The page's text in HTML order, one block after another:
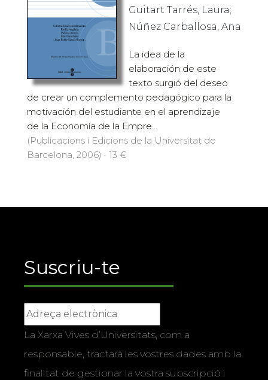
Guitart Tarrés, Laura;
Núñez Carballosa, Ana
La idea de la
elaboración de este
texto surgió del deseo
de crear un complemento pedagógico para la
motivación del estudiante en el aprendizaje
de la Economía de la Empre...
(Publicacions i Edicions de la Universitat de
Barcelona, 2006) · 13 €
Suscriu-te
La Xarxa Vives d’Universitats, com a
responsable, tractarà les vostres dades amb la
finalitat de gestionar la vostra subscripció i